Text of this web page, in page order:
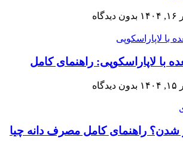
بدون دیدگاه
با لاپاراسکوپی: راهنمای کامل
بدون دیدگاه
شدن؟ راهنمای کامل مصرف دانه چیا